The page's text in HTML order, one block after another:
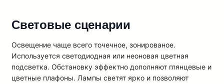
Световые сценарии
Освещение чаще всего точечное, зонированое.
Используется светодиодная или неоновая цветная
подсветка. Обстановку эффектно дополняют глянцевые и
цветные плафоны. Лампы светят ярко и позволяют